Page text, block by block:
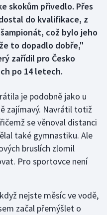
skokům přivedlo. Přes
do kvalifikace, z
což bylo jeho
to dopadlo dobře,"
zařídil pro Česko
po 14 letech.
je podobně jako u
zajímavý. Navrátil totiž
se věnoval distanci
také gymnastiku. Ale
bruslích zlomil
Pro sportovce není
nejste měsíc ve vodě,
začal přemýšlet o